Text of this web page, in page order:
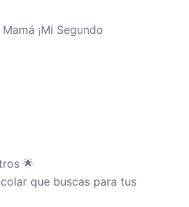
¡Mi Segundo
🌟
que buscas para tus